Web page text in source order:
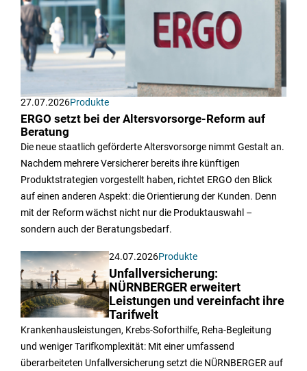
27.07.2026Produkte
ERGO setzt bei der Altersvorsorge-Reform auf
Beratung
Die neue staatlich geförderte Altersvorsorge nimmt Gestalt an.
Nachdem mehrere Versicherer bereits ihre künftigen
Produktstrategien vorgestellt haben, richtet ERGO den Blick
auf einen anderen Aspekt: die Orientierung der Kunden. Denn
mit der Reform wächst nicht nur die Produktauswahl –
sondern auch der Beratungsbedarf.
24.07.2026Produkte
Unfallversicherung:
NÜRNBERGER erweitert
Leistungen und vereinfacht ihre
Tarifwelt
Krankenhausleistungen, Krebs-Soforthilfe, Reha-Begleitung
und weniger Tarifkomplexität: Mit einer umfassend
überarbeiteten Unfallversicherung setzt die NÜRNBERGER auf